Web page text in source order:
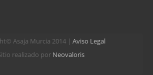
Asaja Murcia 2014 | Aviso Legal
realizado por Neovaloris